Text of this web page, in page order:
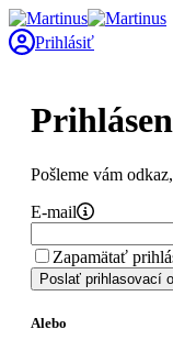
Prihlásiť
Pošleme vám
E-mail
Zapamätať
Poslať prihlasovací
Alebo